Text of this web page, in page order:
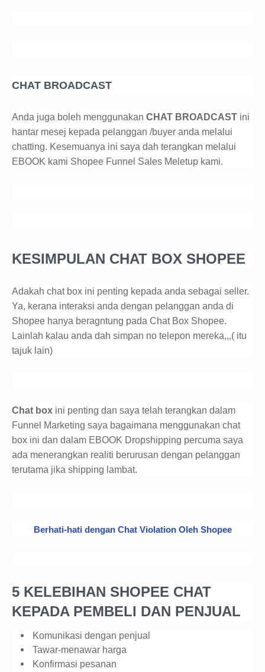
CHAT BROADCAST
Anda juga boleh menggunakan CHAT BROADCAST ini
hantar mesej kepada pelanggan /buyer anda melalui
chatting. Kesemuanya ini saya dah terangkan melalui
EBOOK kami Shopee Funnel Sales Meletup kami.
KESIMPULAN CHAT BOX SHOPEE
Adakah chat box ini penting kepada anda sebagai seller.
Ya, kerana interaksi anda dengan pelanggan anda di
Shopee hanya beragntung pada Chat Box Shopee.
Lainlah kalau anda dah simpan no telepon mereka,,,( itu
tajuk lain)
Chat box ini penting dan saya telah terangkan dalam
Funnel Marketing saya bagaimana menggunakan chat
box ini dan dalam EBOOK Dropshipping percuma saya
ada menerangkan realiti berurusan dengan pelanggan
terutama jika shipping lambat.
Berhati-hati dengan Chat Violation Oleh Shopee
5 KELEBIHAN SHOPEE CHAT
KEPADA PEMBELI DAN PENJUAL
Komunikasi dengan penjual
Tawar-menawar harga
Konfirmasi pesanan